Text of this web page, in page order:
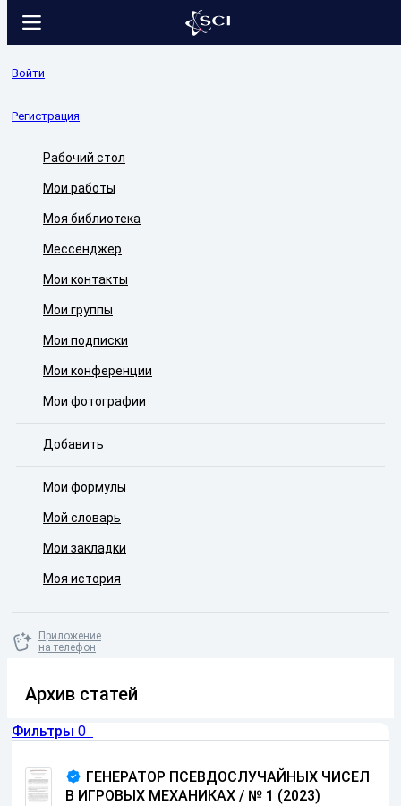
Войти
Регистрация
Рабочий стол
Мои работы
Моя библиотека
Мессенджер
Мои контакты
Мои группы
Мои подписки
Мои конференции
Мои фотографии
Добавить
Мои формулы
Мой словарь
Мои закладки
Моя история
Приложение
на телефон
Архив статей
Фильтры 0
ГЕНЕРАТОР ПСЕВДОСЛУЧАЙНЫХ ЧИСЕЛ
В ИГРОВЫХ МЕХАНИКАХ / № 1 (2023)